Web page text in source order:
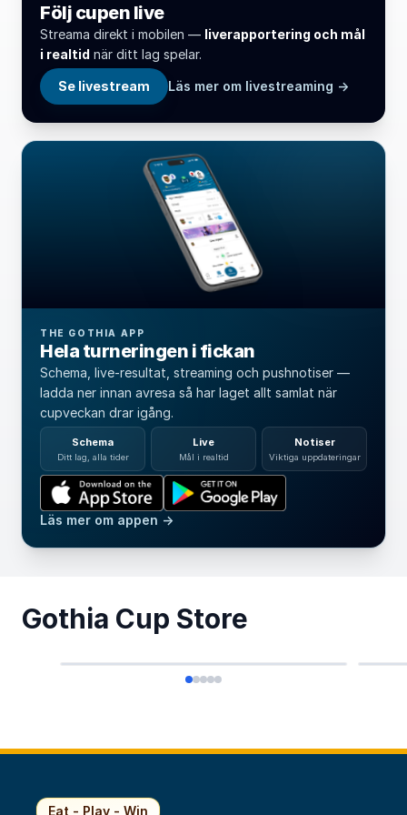
Följ cupen live
Streama direkt i mobilen — liverapportering och mål
i realtid när ditt lag spelar.
Se livestream Läs mer om livestreaming →
THE GOTHIA APP
Hela turneringen i fickan
Schema, live-resultat, streaming och pushnotiser —
ladda ner innan avresa så har laget allt samlat när
cupveckan drar igång.
Schema
Ditt lag, alla tider
Live
Mål i realtid
Notiser
Viktiga uppdateringar
Läs mer om appen →
Gothia Cup Store
CUP
Eat - Play - Win